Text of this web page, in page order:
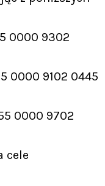
0000 9302
0000 9102 0445
0000 9702
cele